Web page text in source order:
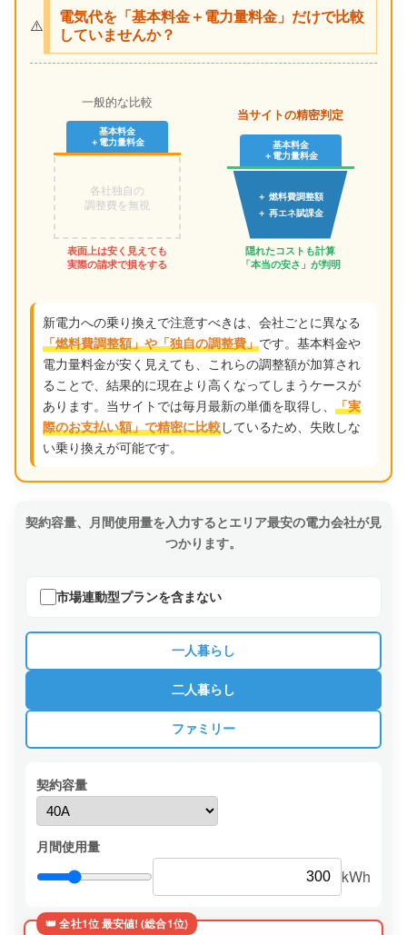
⚠️
電気代を「基本料金＋電力量料金」だけで比較
していませんか？
一般的な比較
基本料金
＋電力量料金
各社独自の
調整費を無視
表面上は安く見えても
実際の請求で損をする
当サイトの精密判定
基本料金
＋電力量料金
＋ 燃料費調整額
＋ 再エネ賦課金
隠れたコストも計算
「本当の安さ」が判明
新電力への乗り換えで注意すべきは、会社ごとに異なる
「燃料費調整額」や「独自の調整費」です。基本料金や
電力量料金が安く見えても、これらの調整額が加算され
ることで、結果的に現在より高くなってしまうケースが
あります。当サイトでは毎月最新の単価を取得し、 「実
際のお支払い額」で精密に比較しているため、失敗しな
い乗り換えが可能です。
契約容量、月間使用量を入力するとエリア最安の電力会社が見
つかります。
市場連動型プランを含まない
一人暮らし
二人暮らし
ファミリー
契約容量
月間使用量
kWh
👑 全社1位 最安値! (総合1位)